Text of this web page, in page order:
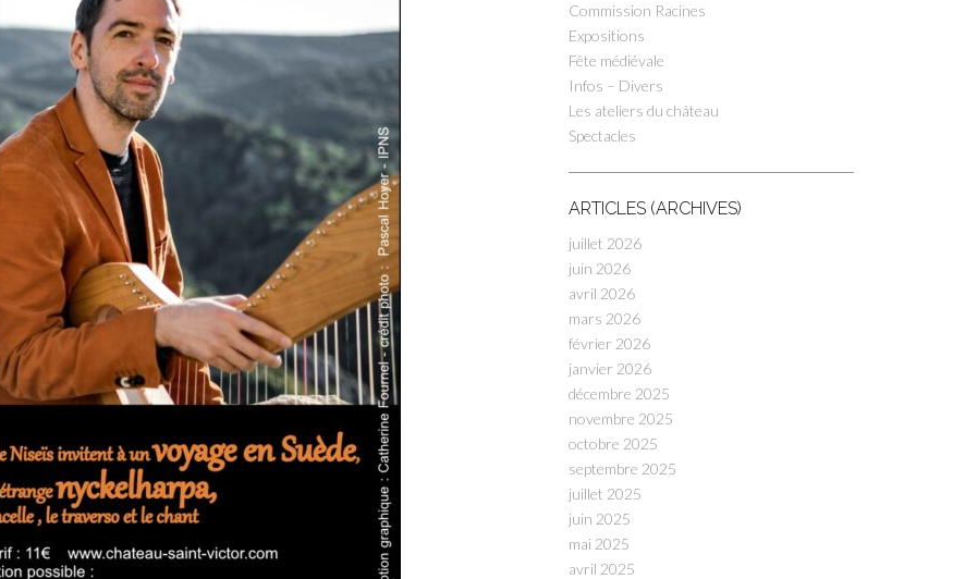
Commission Racines
Expositions
Fête médiévale
Infos – Divers
Les ateliers du château
Spectacles
ARTICLES (ARCHIVES)
juillet 2026
juin 2026
avril 2026
mars 2026
février 2026
janvier 2026
décembre 2025
novembre 2025
octobre 2025
septembre 2025
juillet 2025
juin 2025
mai 2025
avril 2025